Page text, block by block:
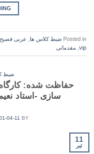
Posted in ضبط کلاس ها عربی فصیح
vip مقدماتی
ضبط
حفاظت شده:
سازی -استاد نعیم
04-11 BY
11
تیر